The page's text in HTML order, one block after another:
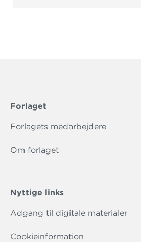
Forlaget
Forlagets medarbejdere
Om forlaget
Nyttige links
Adgang til digitale materialer
Cookieinformation